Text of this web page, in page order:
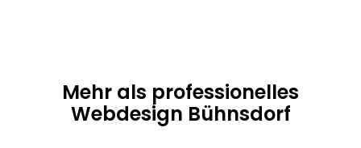
Mehr als professionelles
Webdesign Bühnsdorf